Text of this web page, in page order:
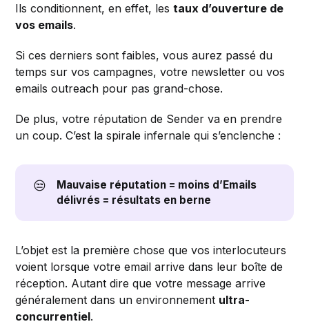
Ils conditionnent, en effet, lestaux d’ouverture de
vos emails.
Si ces derniers sont faibles, vous aurez passé du
temps sur vos campagnes, votre newsletter ou vos
emails outreach pour pas grand-chose.
De plus, votre réputation de Sender va en prendre
un coup. C’est la spirale infernale qui s’enclenche :
😒
Mauvaise réputation = moins d’Emails
délivrés = résultats en berne
L’objet est la première chose que vos interlocuteurs
voient lorsque votre email arrive dans leur boîte de
réception. Autant dire que votre message arrive
généralement dans un environnement ultra-
concurrentiel.